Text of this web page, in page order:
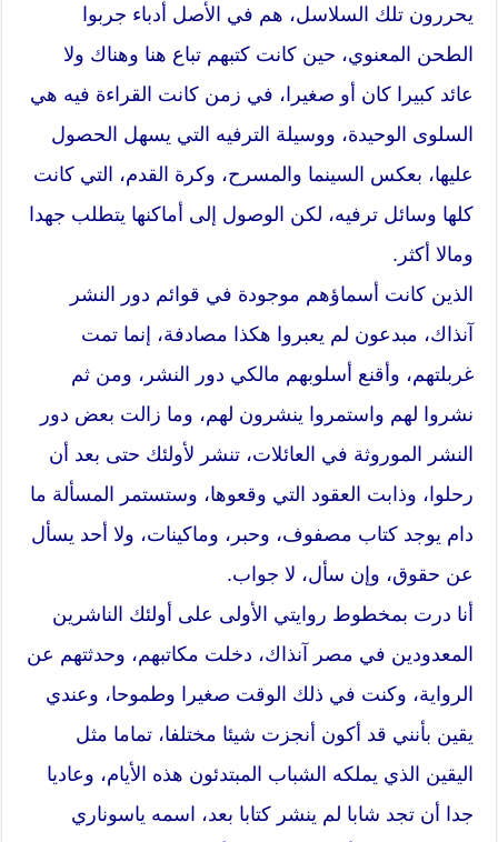
يحررون تلك السلاسل، هم في الأصل أدباء جربوا
الطحن المعنوي، حين كانت كتبهم تباع هنا وهناك ولا
عائد كبيرا كان أو صغيرا، في زمن كانت القراءة فيه هي
السلوى الوحيدة، ووسيلة الترفيه التي يسهل الحصول
عليها، بعكس السينما والمسرح، وكرة القدم، التي كانت
كلها وسائل ترفيه، لكن الوصول إلى أماكنها يتطلب جهدا
ومالا أكثر.
الذين كانت أسماؤهم موجودة في قوائم دور النشر
آنذاك، مبدعون لم يعبروا هكذا مصادفة، إنما تمت
غربلتهم، وأقنع أسلوبهم مالكي دور النشر، ومن ثم
نشروا لهم واستمروا ينشرون لهم، وما زالت بعض دور
النشر الموروثة في العائلات، تنشر لأولئك حتى بعد أن
رحلوا، وذابت العقود التي وقعوها، وستستمر المسألة ما
دام يوجد كتاب مصفوف، وحبر، وماكينات، ولا أحد يسأل
عن حقوق، وإن سأل، لا جواب.
أنا درت بمخطوط روايتي الأولى على أولئك الناشرين
المعدودين في مصر آنذاك، دخلت مكاتبهم، وحدثتهم عن
الرواية، وكنت في ذلك الوقت صغيرا وطموحا، وعندي
يقين بأنني قد أكون أنجزت شيئا مختلفا، تماما مثل
اليقين الذي يملكه الشباب المبتدئون هذه الأيام، وعاديا
جدا أن تجد شابا لم ينشر كتابا بعد، اسمه ياسوناري